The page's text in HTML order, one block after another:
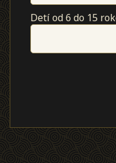
Detí od 6 do 15